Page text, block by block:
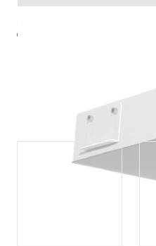
стоимость
IP54